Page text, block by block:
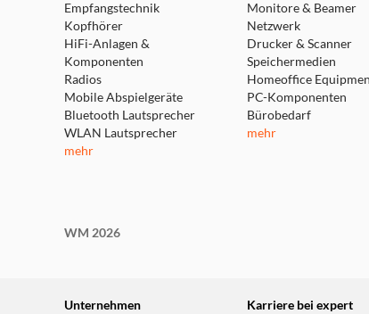
Empfangstechnik
Kopfhörer
HiFi-Anlagen &
Komponenten
Radios
Mobile Abspielgeräte
Bluetooth Lautsprecher
WLAN Lautsprecher
mehr
Monitore & Beamer
Netzwerk
Drucker & Scanner
Speichermedien
Homeoffice
PC-Komponenten
Bürobedarf
mehr
WM 2026
Unternehmen Karriere bei expert